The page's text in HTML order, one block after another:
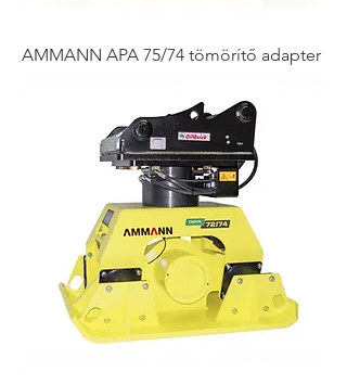
AMMANN APA 75/74 tömörítő adapter